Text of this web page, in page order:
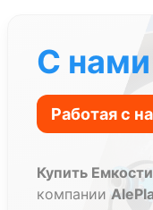
С
Купить
компании